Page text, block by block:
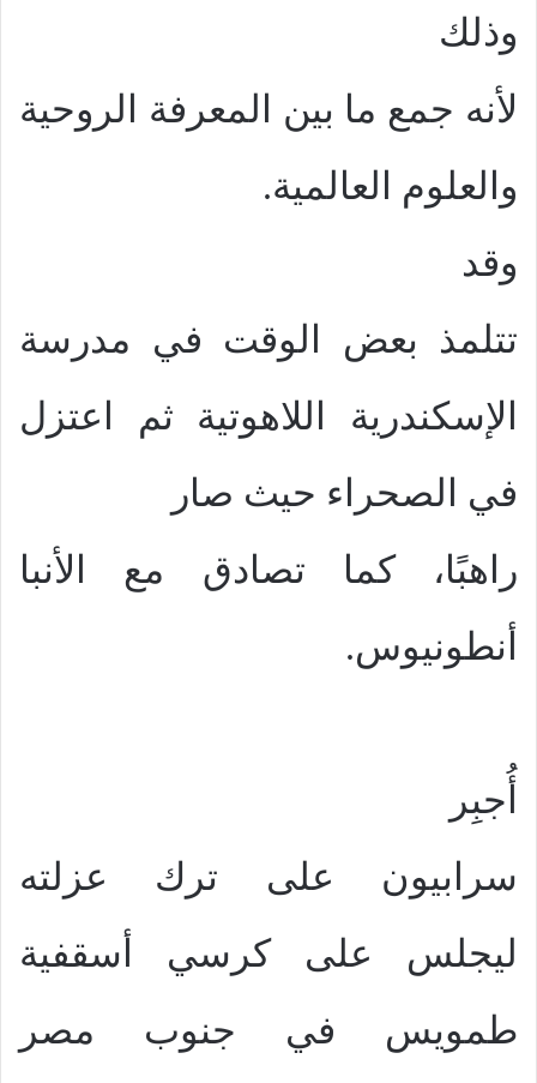
وذلك
لأنه جمع ما بين المعرفة الروحية
والعلوم العالمية.
وقد
تتلمذ بعض الوقت في مدرسة
الإسكندرية اللاهوتية ثم اعتزل
في الصحراء حيث صار
راهبًا، كما تصادق مع الأنبا
أنطونيوس.
أُجبِر
سرابيون على ترك عزلته
ليجلس على كرسي أسقفية
طمويس في جنوب مصر